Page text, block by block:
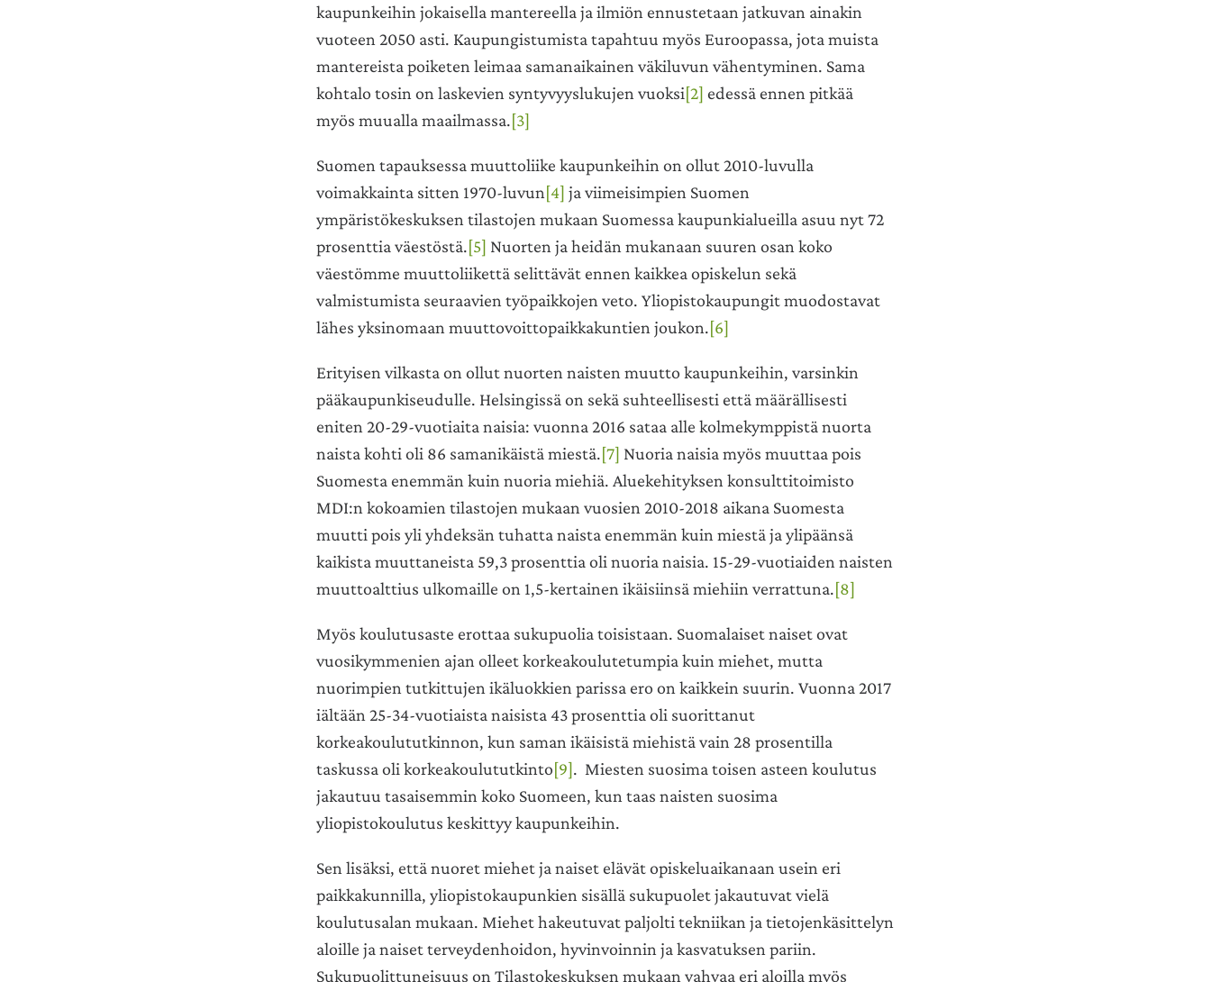
kaupunkeihin jokaisella mantereella ja ilmiön ennustetaan jatkuvan ainakin
vuoteen 2050 asti. Kaupungistumista tapahtuu myös Euroopassa, jota muista
mantereista poiketen leimaa samanaikainen väkiluvun vähentyminen. Sama
kohtalo tosin on laskevien syntyvyyslukujen vuoksi[2] edessä ennen pitkää
myös muualla maailmassa.[3]
Suomen tapauksessa muuttoliike kaupunkeihin on ollut 2010-luvulla
voimakkainta sitten 1970-luvun[4] ja viimeisimpien Suomen
ympäristökeskuksen tilastojen mukaan Suomessa kaupunkialueilla asuu nyt 72
prosenttia väestöstä.[5] Nuorten ja heidän mukanaan suuren osan koko
väestömme muuttoliikettä selittävät ennen kaikkea opiskelun sekä
valmistumista seuraavien työpaikkojen veto. Yliopistokaupungit muodostavat
lähes yksinomaan muuttovoittopaikkakuntien joukon.[6]
Erityisen vilkasta on ollut nuorten naisten muutto kaupunkeihin, varsinkin
pääkaupunkiseudulle. Helsingissä on sekä suhteellisesti että määrällisesti
eniten 20-29-vuotiaita naisia: vuonna 2016 sataa alle kolmekymppistä nuorta
naista kohti oli 86 samanikäistä miestä.[7] Nuoria naisia myös muuttaa pois
Suomesta enemmän kuin nuoria miehiä. Aluekehityksen konsulttitoimisto
MDI:n kokoamien tilastojen mukaan vuosien 2010-2018 aikana Suomesta
muutti pois yli yhdeksän tuhatta naista enemmän kuin miestä ja ylipäänsä
kaikista muuttaneista 59,3 prosenttia oli nuoria naisia. 15-29-vuotiaiden naisten
muuttoalttius ulkomaille on 1,5-kertainen ikäisiinsä miehiin verrattuna.[8]
Myös koulutusaste erottaa sukupuolia toisistaan. Suomalaiset naiset ovat
vuosikymmenien ajan olleet korkeakoulutetumpia kuin miehet, mutta
nuorimpien tutkittujen ikäluokkien parissa ero on kaikkein suurin. Vuonna 2017
iältään 25-34-vuotiaista naisista 43 prosenttia oli suorittanut
korkeakoulututkinnon, kun saman ikäisistä miehistä vain 28 prosentilla
taskussa oli korkeakoulututkinto[9]. Miesten suosima toisen asteen koulutus
jakautuu tasaisemmin koko Suomeen, kun taas naisten suosima
yliopistokoulutus keskittyy kaupunkeihin.
Sen lisäksi, että nuoret miehet ja naiset elävät opiskeluaikanaan usein eri
paikkakunnilla, yliopistokaupunkien sisällä sukupuolet jakautuvat vielä
koulutusalan mukaan. Miehet hakeutuvat paljolti tekniikan ja tietojenkäsittelyn
aloille ja naiset terveydenhoidon, hyvinvoinnin ja kasvatuksen pariin.
Sukupuolittuneisuus on Tilastokeskuksen mukaan vahvaa eri aloilla myös